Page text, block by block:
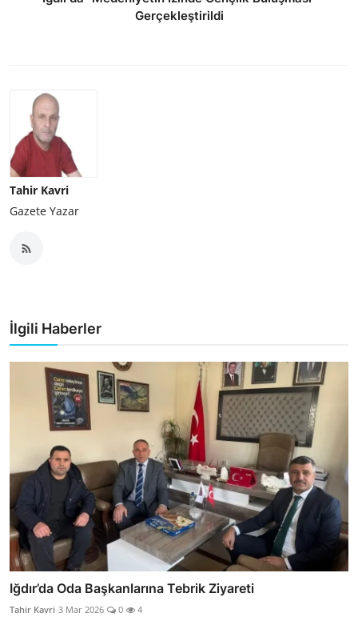
Gerçekleştirildi
Tahir Kavri
Gazete Yazar
İlgili Haberler
Iğdır’da Oda Başkanlarına Tebrik Ziyareti
Tahir Kavri 3 Mar 2026 0 4